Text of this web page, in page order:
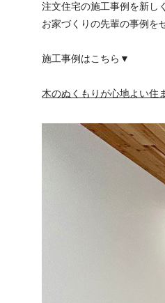
注文住宅の施工事例を新し
お家づくりの先輩の事例を
施工事例はこちら▼
木のぬくもりが心地よい住